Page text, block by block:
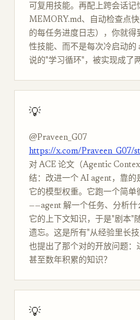
可复用技能。再配上跨会话记
MEMORY.md、自动检查点
的每任务进度日志），你就
性技能、而不是每次冷启动的
说的"学习循环"，被实现成了
💡
@Praveen_G07
https://x.com/Praveen_G07/
对 ACE 论文（Agentic
结：改进一个 AI agent，靠
它的模型权重。它跑一个简
——agent 解一个任务、分析
它的上下文知识，于是"剧本"
遗忘。这是所有"从经验里长
也提出了那个对的开放问题：
甚至数年积累的知识？
💡